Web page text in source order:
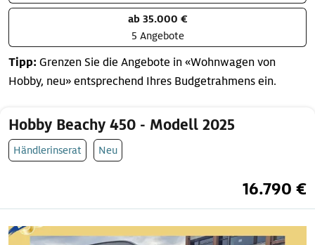
ab 35.000 €
5 Angebote
Tipp: Grenzen Sie die Angebote in «Wohnwagen von
Hobby, neu» entsprechend Ihres Budgetrahmens ein.
Hobby Beachy 450 - Modell 2025
Händlerinserat Neu
16.790 €